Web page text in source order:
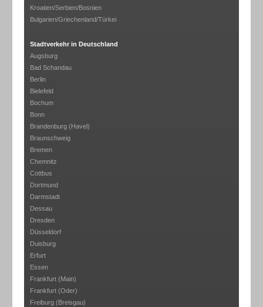
Kroatien/Serbien/Bosnien
Bulgarien/Griechenland/Türkei
Stadtverkehr in Deutschland
Augsburg
Bad Schandau
Berlin
Bielefeld
Bochum
Bonn
Brandenburg (Havel)
Braunschweig
Bremen
Chemnitz
Cottbus
Dortmund
Darmstadt
Dessau
Dresden
Düsseldorf
Duisburg
Erfurt
Essen
Frankfurt (Main)
Frankfurt (Oder)
Freiburg (Breisgau)